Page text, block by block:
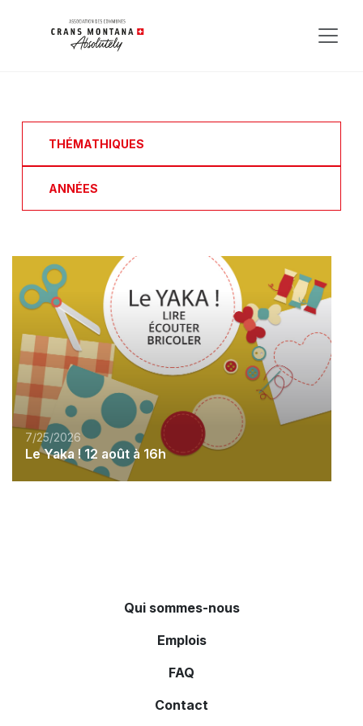
THÉMATHIQUES
ANNÉES
7/25/2026
Le Yaka ! 12 août à 16h
Qui sommes-nous
Emplois
FAQ
Contact